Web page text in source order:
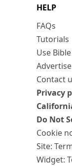
HELP
FAQs
Tutorials
Use
Contact
Privacy
Do Not
Cookie
Site:
Widget: